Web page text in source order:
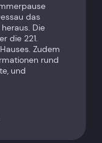
das
Die
die 221.
Zudem
rund
und